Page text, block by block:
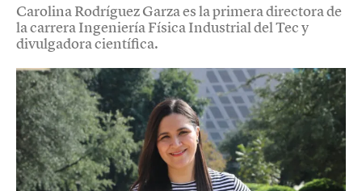
Carolina Rodríguez Garza es la primera directora de
la carrera Ingeniería Física Industrial del Tec y
divulgadora científica.